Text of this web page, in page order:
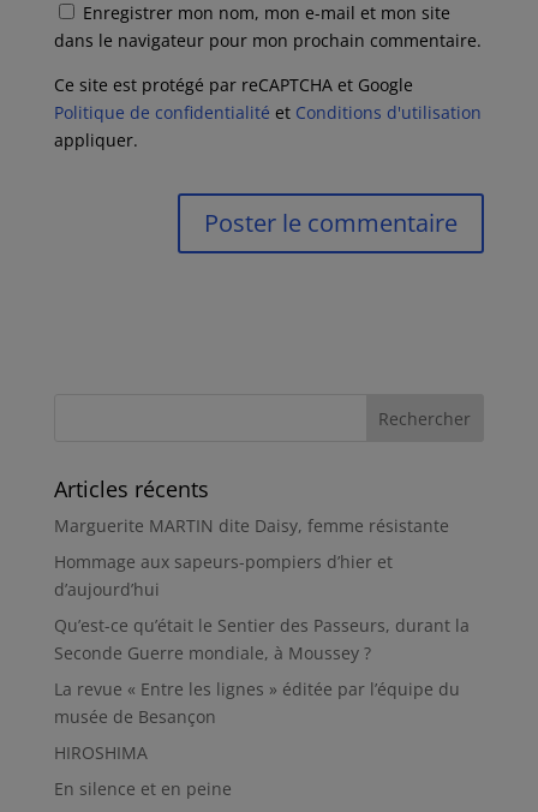
Enregistrer mon nom, mon e-mail et mon site
dans le navigateur pour mon prochain commentaire.
Ce site est protégé par reCAPTCHA et Google
Politique de confidentialité et Conditions d'utilisation
appliquer.
Articles récents
Marguerite MARTIN dite Daisy, femme résistante
Hommage aux sapeurs-pompiers d’hier et
d’aujourd’hui
Qu’est-ce qu’était le Sentier des Passeurs, durant la
Seconde Guerre mondiale, à Moussey ?
La revue « Entre les lignes » éditée par l’équipe du
musée de Besançon
HIROSHIMA
En silence et en peine